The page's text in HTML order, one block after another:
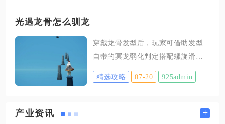
存在固定上限，合理规划升级节
奏，足以满足大部分玩家日常生
多数玩家装备搭配翻车根源在于只
看重防护等级与武器伤害，忽略负
重带来的移速、开镜速度衰减，或
近距离交火反应滞后等问题，掌握
光遇龙骨怎么驯龙
穿戴龙骨发型后，玩家可借助发型
自带的冥龙弱化判定搭配螺旋滑翔
操作稳定完成驯龙，全程无需依靠
道具卡视野，熟练后能在墓土四龙
失光翼，是观赏性与实用性兼备的
精选攻略 07-20 925admin
产业资讯 +